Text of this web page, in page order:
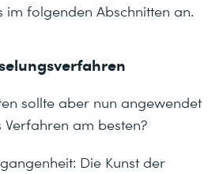
im folgenden Abschnitten an.
sollte aber nun angewendet
am besten?
Die Kunst der